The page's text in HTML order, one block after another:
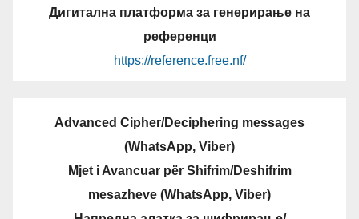
Дигитална платформа за генерирање на
референци
https://reference.free.nf/
Advanced Cipher/Deciphering messages
(WhatsApp, Viber)
Mjet i Avancuar për Shifrim/Deshifrim
mesazheve (WhatsApp, Viber)